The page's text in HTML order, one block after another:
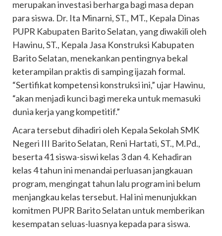
merupakan investasi berharga bagi masa depan
para siswa. Dr. Ita Minarni, ST., MT., Kepala Dinas
PUPR Kabupaten Barito Selatan, yang diwakili oleh
Hawinu, ST., Kepala Jasa Konstruksi Kabupaten
Barito Selatan, menekankan pentingnya bekal
keterampilan praktis di samping ijazah formal.
“Sertifikat kompetensi konstruksi ini,” ujar Hawinu,
“akan menjadi kunci bagi mereka untuk memasuki
dunia kerja yang kompetitif.”
Acara tersebut dihadiri oleh Kepala Sekolah SMK
Negeri III Barito Selatan, Reni Hartati, ST., M.Pd.,
beserta 41 siswa-siswi kelas 3 dan 4. Kehadiran
kelas 4 tahun ini menandai perluasan jangkauan
program, mengingat tahun lalu program ini belum
menjangkau kelas tersebut. Hal ini menunjukkan
komitmen PUPR Barito Selatan untuk memberikan
kesempatan seluas-luasnya kepada para siswa.